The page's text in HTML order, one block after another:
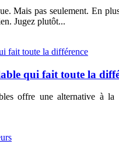
Mais pas seulement. En
Jugez plutôt...
qui fait toute la
offre une alternative à